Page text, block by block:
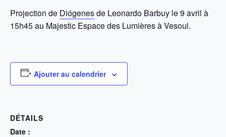
Projection de Diógenesde Leonardo Barbuy le 9 avril à
15h45 au Majestic Espace des Lumières à Vesoul.
Ajouter au calendrier
DÉTAILS
Date :